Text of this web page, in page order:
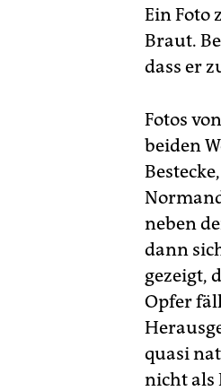
Ein Foto
Braut.
dass er
Fotos
beiden
neben
dann
gezeigt,
Opfer
quasi
nicht als